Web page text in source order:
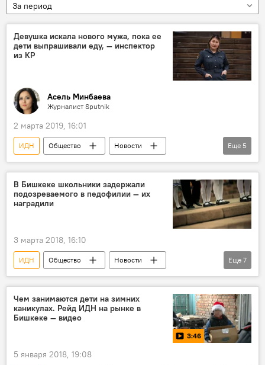
За период
Девушка искала нового мужа, пока ее
дети выпрашивали еду, — инспектор
из КР
Асель Минбаева
Журналист Sputnik
2 марта 2019, 16:01
ИДН Общество
Новости
Кыргызстан
интервью
работа
ребенок
Еще 5
В Бишкеке школьники задержали
подозреваемого в педофилии — их
наградили
3 марта 2018, 16:10
ИДН Общество
Новости
Кыргызстан
Бишкек
ГУВД Бишкека
школа
награда
изнасилование
ученики
Еще 7
Чем занимаются дети на зимних
каникулах. Рейд ИДН на рынке в
Бишкеке — видео
3:46
5 января 2018, 19:08